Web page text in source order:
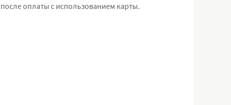
оплаты с использованием карты.